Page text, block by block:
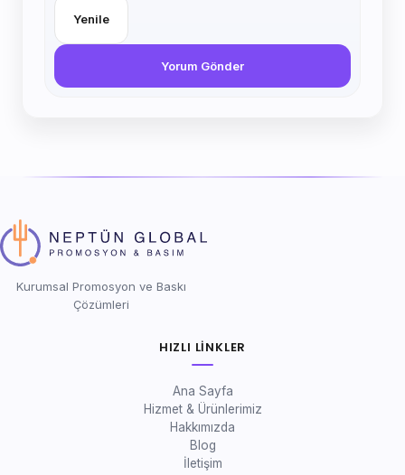
Yenile
Yorum Gönder
Kurumsal Promosyon ve Baskı
Çözümleri
HIZLI LINKLER
Ana Sayfa
Hizmet & Ürünlerimiz
Hakkımızda
Blog
İletişim